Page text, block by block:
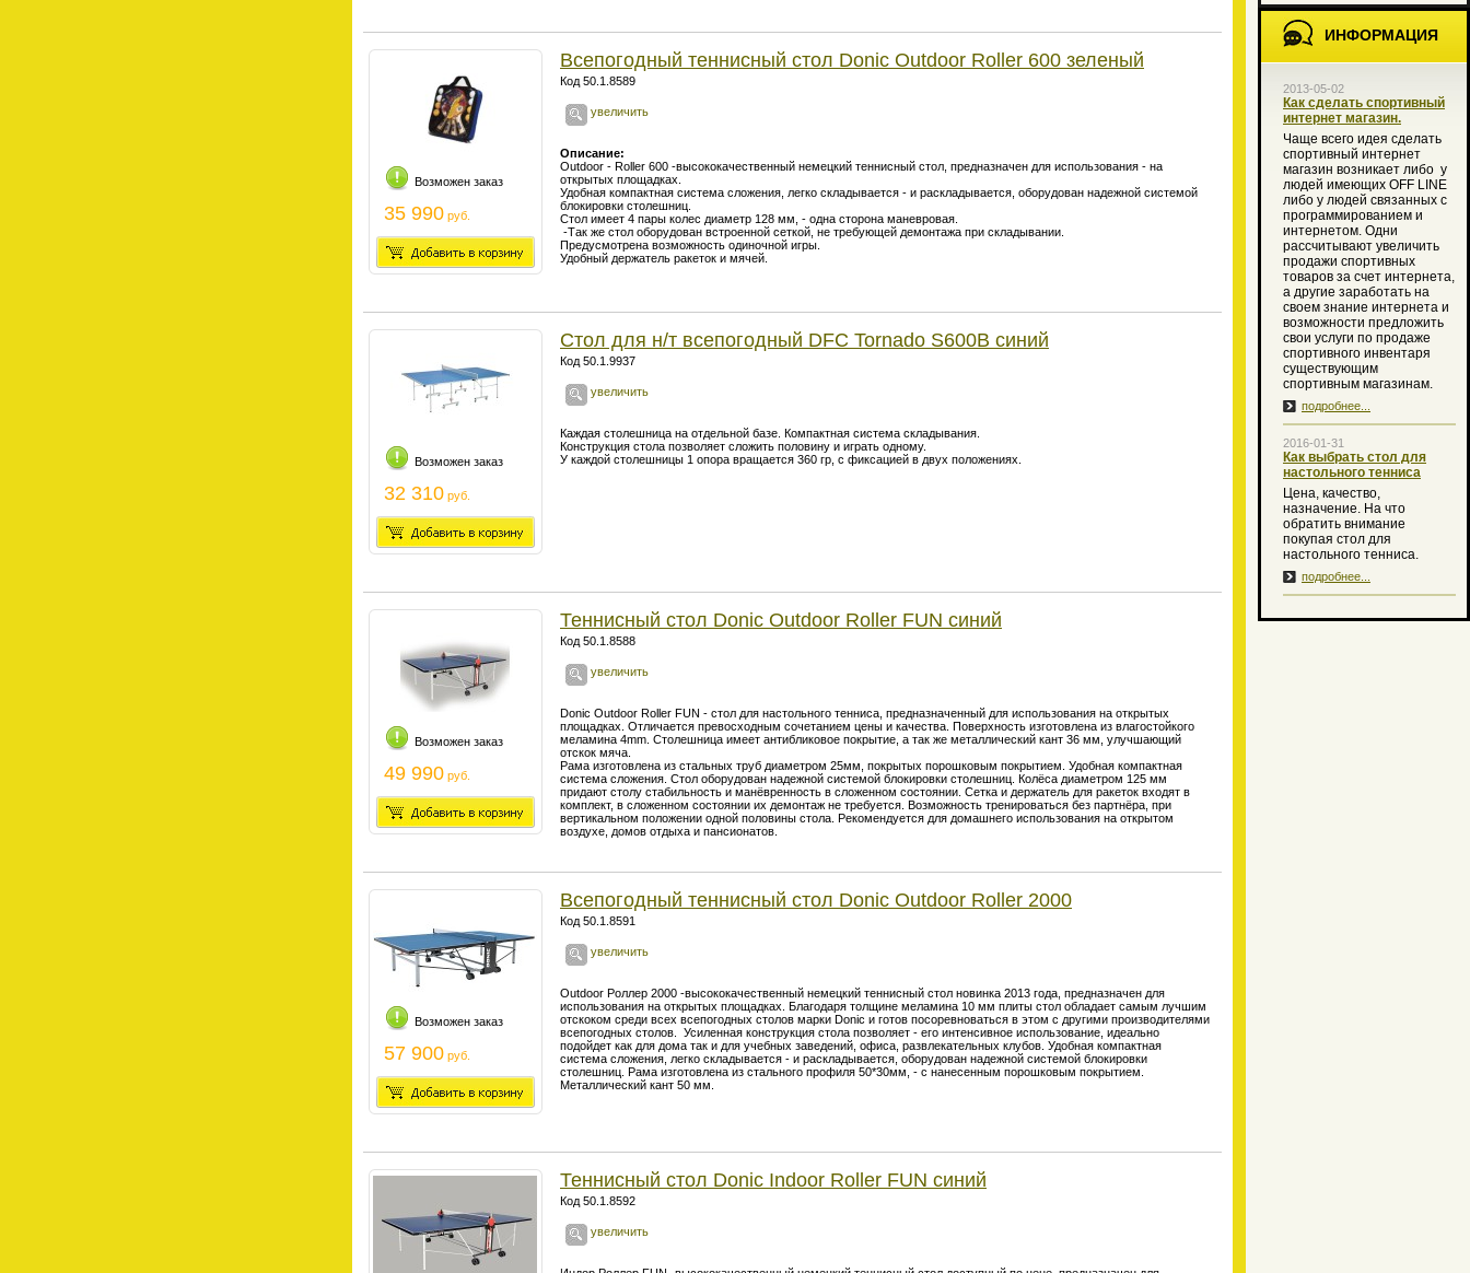
ИНФОРМАЦИЯ
2013-05-02
Как сделать спортивный
интернет магазин.
Чаще всего идея сделать
спортивный интернет
магазин возникает либо у
людей имеющих OFF LINE
либо у людей связанных с
программированием и
интернетом. Одни
рассчитывают увеличить
продажи спортивных
товаров за счет интернета,
а другие заработать на
своем знание интернета и
возможности предложить
свои услуги по продаже
спортивного инвентаря
существующим
спортивным магазинам.
подробнее...
2016-01-31
Как выбрать стол для
настольного тенниса
Цена, качество,
назначение. На что
обратить внимание
покупая стол для
настольного тенниса.
подробнее...
Возможен заказ
35 990 руб.
Всепогодный теннисный стол Donic Outdoor Roller 600 зеленый
Код 50.1.8589
увеличить
Описание:
Outdoor - Roller 600 -высококачественный немецкий теннисный стол, предназначен для использования - на
открытых площадках.
Удобная компактная система сложения, легко складывается - и раскладывается, оборудован надежной системой
блокировки столешниц.
Стол имеет 4 пары колес диаметр 128 мм, - одна сторона маневровая.
-Так же стол оборудован встроенной сеткой, не требующей демонтажа при складывании.
Предусмотрена возможность одиночной игры.
Удобный держатель ракеток и мячей.
Возможен заказ
32 310 руб.
Стол для н/т всепогодный DFC Tornado S600B синий
Код 50.1.9937
увеличить
Каждая столешница на отдельной базе. Компактная система складывания.
Конструкция стола позволяет сложить половину и играть одному.
У каждой столешницы 1 опора вращается 360 гр, с фиксацией в двух положениях.
Возможен заказ
49 990 руб.
Теннисный стол Donic Outdoor Roller FUN синий
Код 50.1.8588
увеличить
Donic Outdoor Roller FUN - стол для настольного тенниса, предназначенный для использования на открытых
площадках. Отличается превосходным сочетанием цены и качества. Поверхность изготовлена из влагостойкого
меламина 4mm. Столешница имеет антибликовое покрытие, а так же металлический кант 36 мм, улучшающий
отскок мяча.
Рама изготовлена из стальных труб диаметром 25мм, покрытых порошковым покрытием. Удобная компактная
система сложения. Стол оборудован надежной системой блокировки столешниц. Колёса диаметром 125 мм
придают столу стабильность и манёвренность в сложенном состоянии. Сетка и держатель для ракеток входят в
комплект, в сложенном состоянии их демонтаж не требуется. Возможность тренироваться без партнёра, при
вертикальном положении одной половины стола. Рекомендуется для домашнего использования на открытом
воздухе, домов отдыха и пансионатов.
Возможен заказ
57 900 руб.
Всепогодный теннисный стол Donic Outdoor Roller 2000
Код 50.1.8591
увеличить
Outdoor Роллер 2000 -высококачественный немецкий теннисный стол новинка 2013 года, предназначен для
использования на открытых площадках. Благодаря толщине меламина 10 мм плиты стол обладает самым лучшим
отскоком среди всеx всепогодных столов марки Donic и готов посоревноваться в этом с другими производителями
всепогодных столов. Усиленная конструкция стола позволяет - его интенсивное использование, идеально
подойдет как для дома так и для учебных заведений, офиса, развлекательных клубов. Удобная компактная
система сложения, легко складывается - и раскладывается, оборудован надежной системой блокировки
столешниц. Рама изготовлена из стального профиля 50*30мм, - с нанесенным порошковым покрытием.
Металлический кант 50 мм.
Теннисный стол Donic Indoor Roller FUN синий
Код 50.1.8592
увеличить